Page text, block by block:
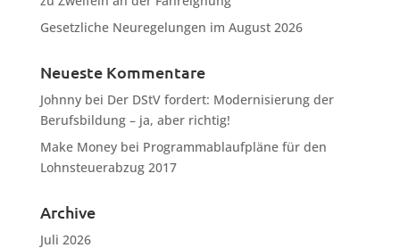
Gesetzliche Neuregelungen im August 2026
Neueste Kommentare
Johnnybei Der DStV fordert: Modernisierung der
Berufsbildung – ja, aber richtig!
Make Moneybei Programmablaufpläne für den
Lohnsteuerabzug 2017
Archive
Juli 2026